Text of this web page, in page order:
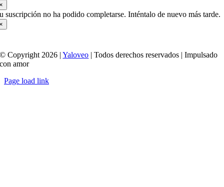
suscripción no ha podido completarse. Inténtalo de nuevo más tarde.
© Copyright 2026 |Yaloveo | Todos derechos reservados | Impulsado
con amor
Page load link